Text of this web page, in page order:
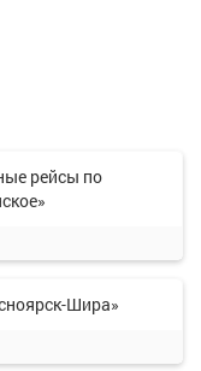
рейсы по
Шира»